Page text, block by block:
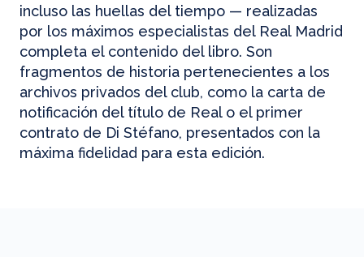
incluso las huellas del tiempo — realizadas
por los máximos especialistas del Real Madrid
completa el contenido del libro. Son
fragmentos de historia pertenecientes a los
archivos privados del club, como la carta de
notificación del título de Real o el primer
contrato de Di Stéfano, presentados con la
máxima fidelidad para esta edición.